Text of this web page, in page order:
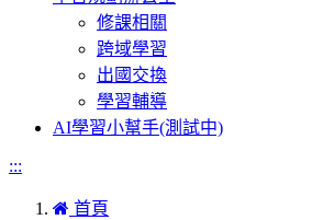
修課相關
跨域學習
出國交換
學習輔導
AI學習小幫手(測試中)
:::
首頁